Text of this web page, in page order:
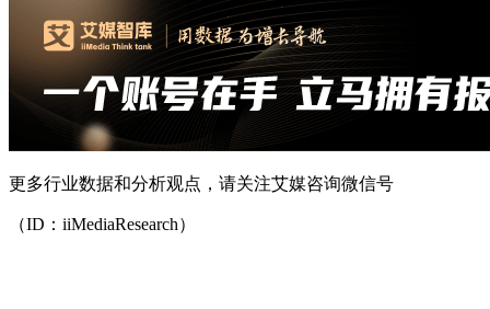
更多行业数据和分析观点，请关注艾媒咨询微信号
（ID：iiMediaResearch）